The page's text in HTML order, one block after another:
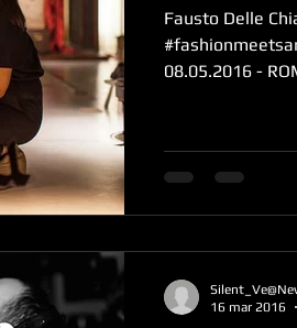
Fausto Delle
08.05.2016 -
16 mar 2016